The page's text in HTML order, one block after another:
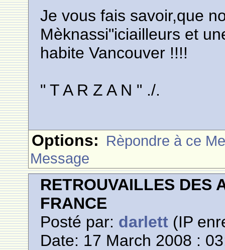
Je vous fais savoir,que
Mèknassi"iciailleurs et
habite Vancouver !!!!
" T A R Z A N " ./.
Options: Rèpondre à ce
Message
RETROUVAILLES DES
FRANCE
Posté par: darlett (IP
Date: 17 March 2008 :